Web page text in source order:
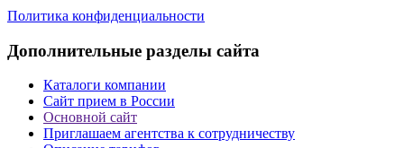
Политика конфиденциальности
Дополнительные разделы сайта
Каталоги компании
Сайт прием в России
Основной сайт
Приглашаем агентства к сотрудничеству